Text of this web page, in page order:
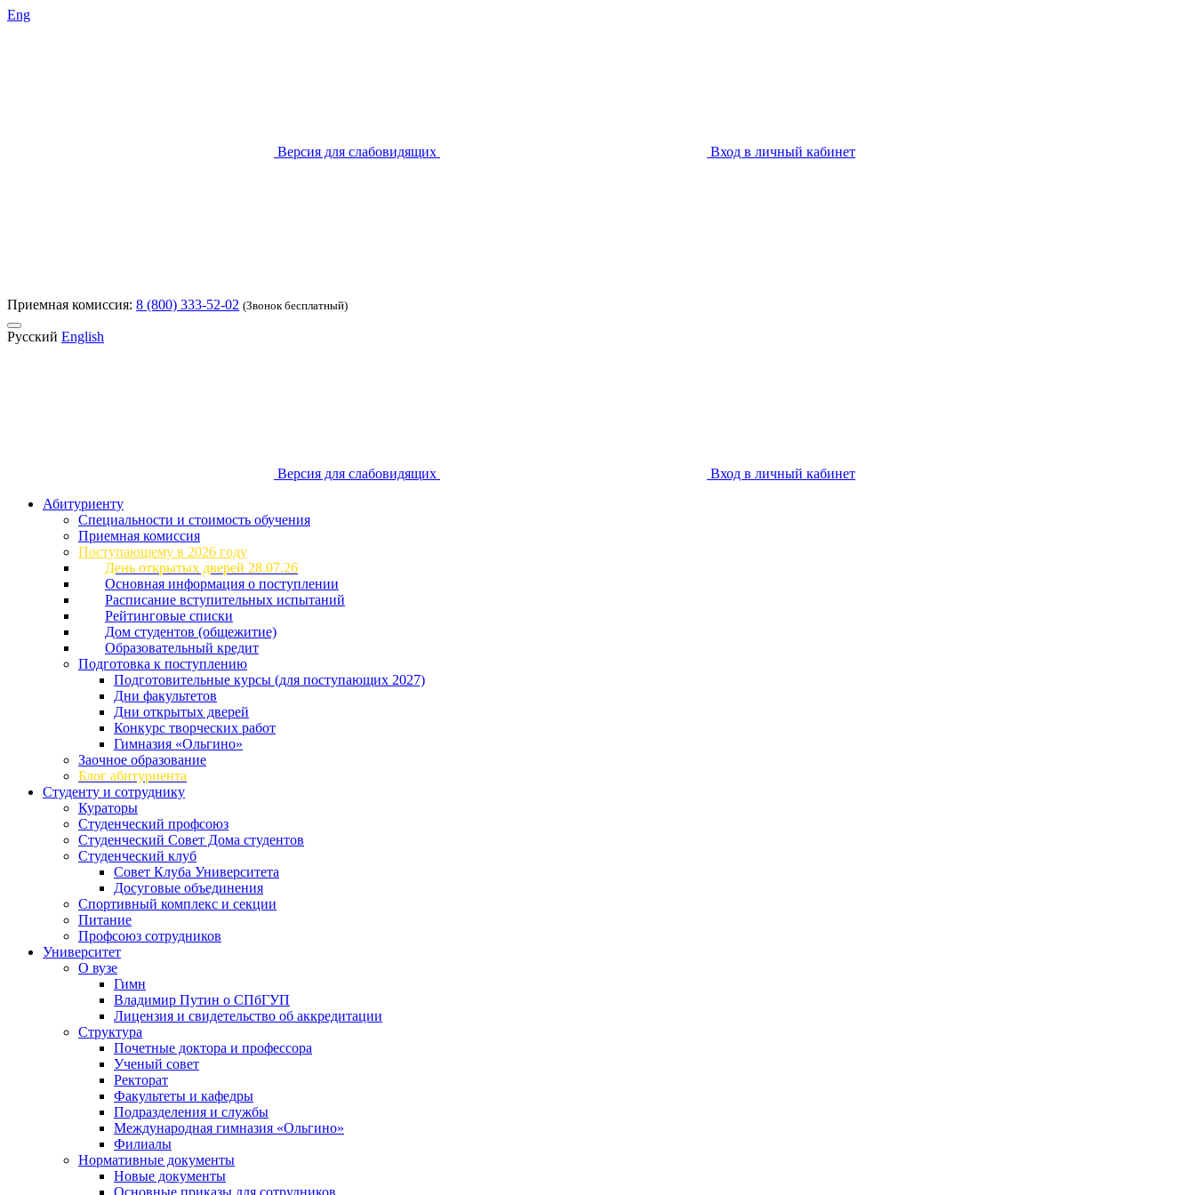
Eng
Версия для слабовидящих Вход в личный кабинет
Приемная комиссия: 8 (800) 333-52-02 (Звонок бесплатный)
Русский English
Версия для слабовидящих
Вход в личный кабинет
Абитуриенту
Специальности и стоимость обучения
Приемная комиссия
Поступающему в 2026 году
День открытых дверей 28.07.26
Основная информация о поступлении
Расписание вступительных испытаний
Рейтинговые списки
Дом студентов (общежитие)
Образовательный кредит
Подготовка к поступлению
Подготовительные курсы (для поступающих 2027)
Дни факультетов
Дни открытых дверей
Конкурс творческих работ
Гимназия «Ольгино»
Заочное образование
Блог абитуриента
Студенту и сотруднику
Кураторы
Студенческий профсоюз
Студенческий Совет Дома студентов
Студенческий клуб
Совет Клуба Университета
Досуговые объединения
Спортивный комплекс и секции
Питание
Профсоюз сотрудников
Университет
О вузе
Гимн
Владимир Путин о СПбГУП
Лицензия и свидетельство об аккредитации
Структура
Почетные доктора и профессора
Ученый совет
Ректорат
Факультеты и кафедры
Подразделения и службы
Международная гимназия «Ольгино»
Филиалы
Нормативные документы
Новые документы
Основные приказы для сотрудников